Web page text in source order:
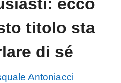
ecco
titolo sta
di sé
Antoniacci